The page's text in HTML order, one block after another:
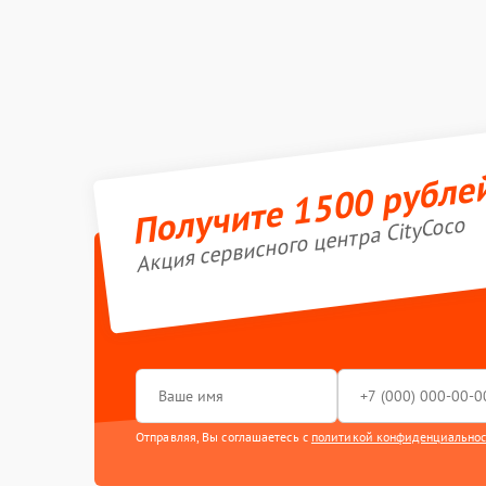
Получите 1500
Акция сервисного центра CityCoco
Отправляя, Вы соглашаетесь с политикой